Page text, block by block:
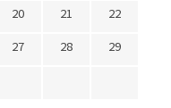
20 21
22
27 28
29